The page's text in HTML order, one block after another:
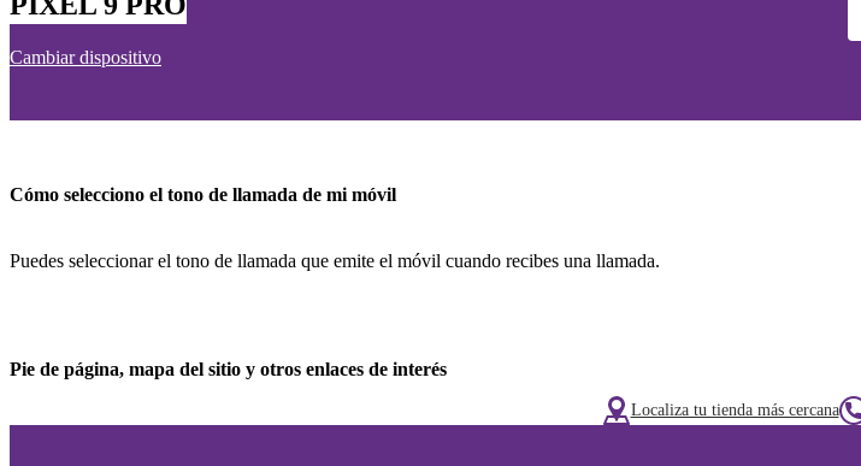
Cambiar dispositivo
Cómo selecciono el tono de llamada de mi móvil
Puedes seleccionar el tono de llamada que emite el móvil cuando recibes una llamada.
Pie de página, mapa del sitio y otros enlaces de interés
Localiza tu tienda más cercana